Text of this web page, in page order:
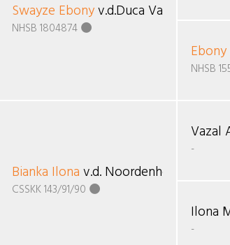
Swayze Ebonyv.d.Duca Vallei
NHSB 1804874
Bianka Ilona v.d. Noordenhoek
CSSKK 143/91/90
Ebony
NHSB
Vazal
-
Ilona
-